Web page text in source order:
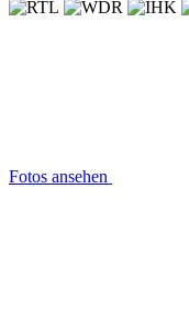
Fotos ansehen